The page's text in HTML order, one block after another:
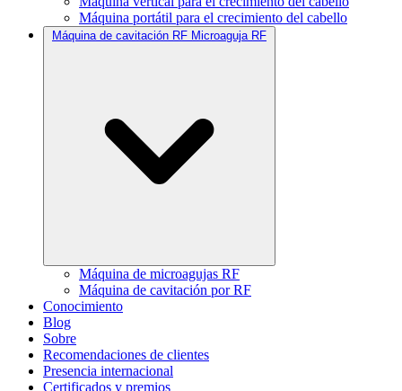
Máquina portátil para el crecimiento del cabello
Máquina de cavitación RF Microaguja RF
Máquina de microagujas RF
Máquina de cavitación por RF
Conocimiento
Blog
Sobre
Recomendaciones de clientes
Presencia internacional
Certificados y premios